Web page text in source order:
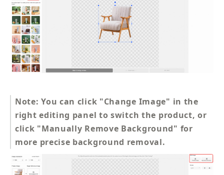
Note: You can click "Change Image" in the
right editing panel to switch the product, or
click "Manually Remove Background" for
more precise background removal.